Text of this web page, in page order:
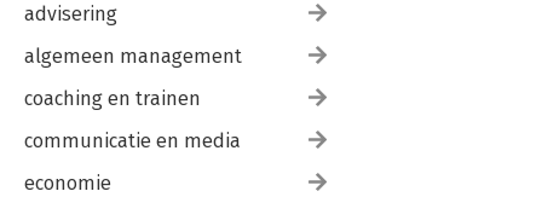
advisering
algemeen management
coaching en trainen
communicatie en media
economie